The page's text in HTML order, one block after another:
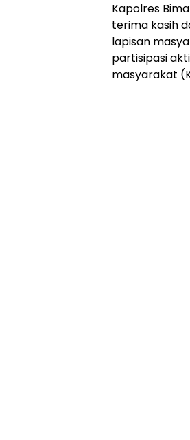
Kapolres
terima kasih
lapisan
partisipasi
masyarakat